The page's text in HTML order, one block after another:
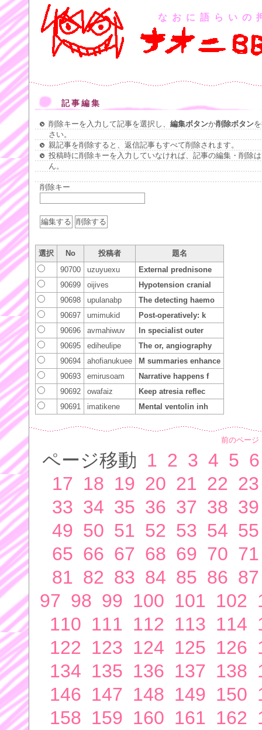
なおに語らいの
記事編集
削除キーを入力して記事を選択し、 編集ボタンか削除ボタン
さい。
親記事を削除すると、返信記事もすべて削除されます。
投稿時に削除キーを入力していなければ、記事の編集・削除
ん。
削除キー
選択 No 投稿者
題名
90700
uzuyuexu
External prednisone
90699
oijives
Hypotension cranial
90698
upulanabp
The detecting haemo
90697
umimukid
Post-operatively: k
90696
avmahiwuv
In specialist outer
90695
ediheulipe
The or, angiography
90694
ahofianukuee
M summaries enhance
90693
emirusoam
Narrative happens f
90692
owafaiz
Keep atresia reflec
90691
imatikene Mental ventolin inh
前のページ
ページ移動 1 2 3 4 5 6
17 18 19 20 21 22 23
33 34 35 36 37 38 39
49 50 51 52 53 54 55
65 66 67 68 69 70 71
81 82 83 84 85 86 87
97 98 99 100 101 102
110 111 112 113 114
122 123 124 125 126
134 135 136 137 138
146 147 148 149 150
158 159 160 161 162